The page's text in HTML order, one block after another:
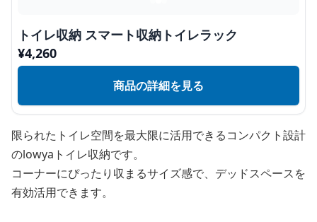
トイレ収納 スマート収納トイレラック
¥4,260
商品の詳細を見る
限られたトイレ空間を最大限に活用できるコンパクト設計
のlowyaトイレ収納です。
コーナーにぴったり収まるサイズ感で、デッドスペースを
有効活用できます。